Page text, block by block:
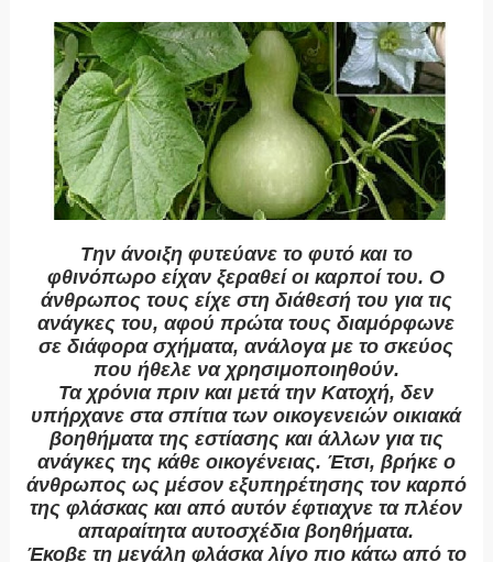
Την άνοιξη φυτεύανε το φυτό και το
φθινόπωρο είχαν ξεραθεί οι καρποί του. Ο
άνθρωπος τους είχε στη διάθεσή του για τις
ανάγκες του, αφού πρώτα τους διαμόρφωνε
σε διάφορα σχήματα, ανάλογα με το σκεύος
που ήθελε να χρησιμοποιηθούν.
Τα χρόνια πριν και μετά την Κατοχή, δεν
υπήρχανε στα σπίτια των οικογενειών οικιακά
βοηθήματα της εστίασης και άλλων για τις
ανάγκες της κάθε οικογένειας. Έτσι, βρήκε ο
άνθρωπος ως μέσον εξυπηρέτησης τον καρπό
της φλάσκας και από αυτόν έφτιαχνε τα πλέον
απαραίτητα αυτοσχέδια βοηθήματα.
Έκοβε τη μεγάλη φλάσκα λίγο πιο κάτω από το